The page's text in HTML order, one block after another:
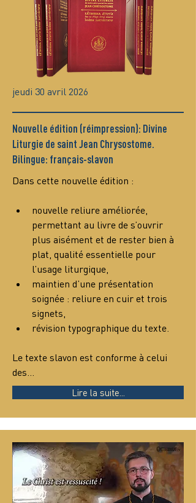
jeudi 30 avril 2026
Nouvelle édition (réimpression): Divine
Liturgie de saint Jean Chrysostome.
Bilingue: français-slavon
Dans cette nouvelle édition :
nouvelle reliure améliorée,
permettant au livre de s’ouvrir
plus aisément et de rester bien à
plat, qualité essentielle pour
l’usage liturgique,
maintien d’une présentation
soignée : reliure en cuir et trois
signets,
révision typographique du texte.
Le texte slavon est conforme à celui
des…
Lire la suite...